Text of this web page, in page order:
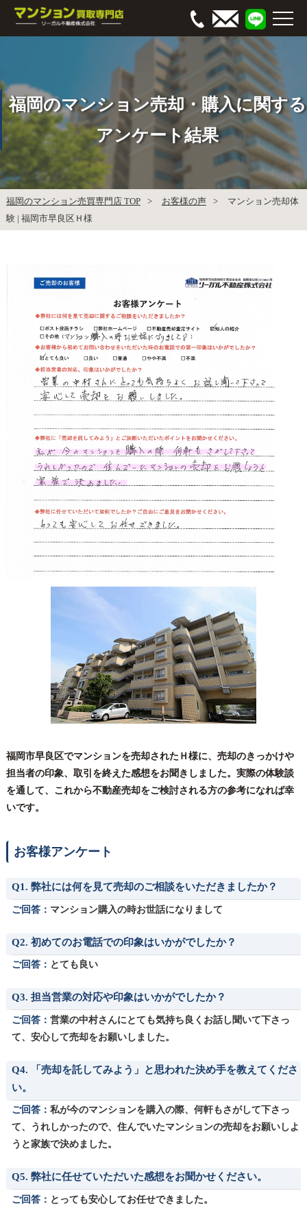
福岡のマンション売却・購入に関する
アンケート結果
福岡のマンション売買専門店 TOP お客様の声
マンション売却体
験 | 福岡市早良区Ｈ様
福岡市早良区でマンションを売却されたＨ様に、売却のきっかけや
担当者の印象、取引を終えた感想をお聞きしました。実際の体験談
を通して、これから不動産売却をご検討される方の参考になれば幸
いです。
お客様アンケート
Q1. 弊社には何を見て売却のご相談をいただきましたか？
ご回答： マンション購入の時お世話になりまして
Q2. 初めてのお電話での印象はいかがでしたか？
ご回答： とても良い
Q3. 担当営業の対応や印象はいかがでしたか？
ご回答： 営業の中村さんにとても気持ち良くお話し聞いて下さっ
て、安心して売却をお願いしました。
Q4. 「売却を託してみよう」と思われた決め手を教えてくださ
い。
ご回答： 私が今のマンションを購入の際、何軒もさがして下さっ
て、うれしかったので、住んでいたマンションの売却をお願いしよ
うと家族で決めました。
Q5. 弊社に任せていただいた感想をお聞かせください。
ご回答： とっても安心してお任せできました。